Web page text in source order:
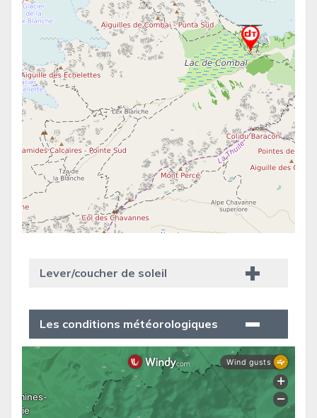
Lever/coucher de soleil
Les conditions météorologiques